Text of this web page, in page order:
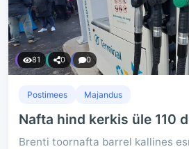
81 0 0
Postimees Majandus
Nafta hind kerkis üle 110
Brenti toornafta barrel kallines